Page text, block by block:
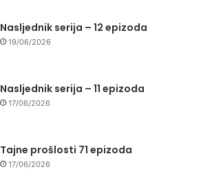
Nasljednik serija – 12 epizoda
19/06/2026
Nasljednik serija – 11 epizoda
17/06/2026
Tajne prošlosti 71 epizoda
17/06/2026